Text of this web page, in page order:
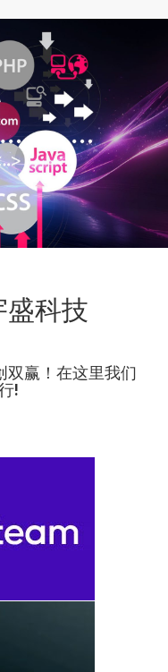
盛科技
双赢！在这里我们
!